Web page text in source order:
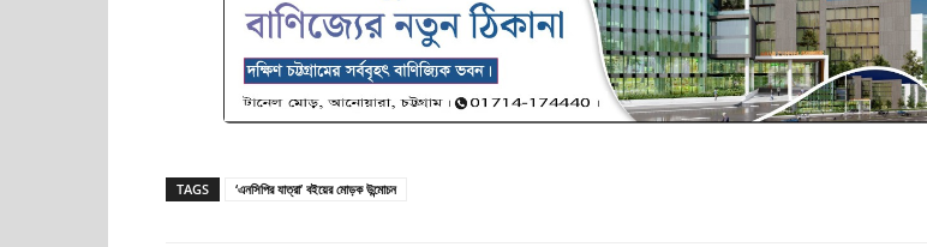
TAGS ‘এনসিপির যাত্রা’ বইয়ের মোড়ক উন্মোচন